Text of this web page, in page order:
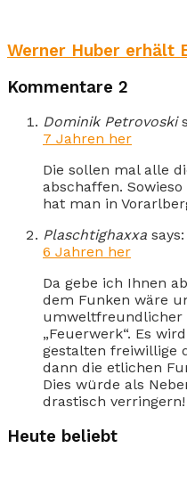
Werner Huber erhält
Kommentare 2
Dominik Petrovoski
7 Jahren her
Die sollen mal alle
abschaffen.
hat man in
Plaschtighaxxa says:
6 Jahren her
Da gebe ich Ihnen
dem Funken wäre
umweltfreundlicher
„Feuerwerk“. Es
gestalten freiwillige
dann die etlichen
Dies würde als
drastisch verringern!
Heute beliebt